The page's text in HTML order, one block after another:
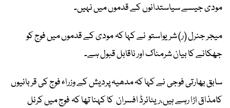
مودی جیسے سیاستدانوں کے قدموں میں نہیں۔
میجر جنرل (ر) شریواستو نے کہا کہ مودی کے قدموں میں فوج کو
جھکانے کا بیان شرمناک اور ناقابل قبول ہے۔
سابق بھارتی فوجی نے کہا کہ مدھیہ پردیش کے وزراء فوج کی قربانیوں
کامذاق اڑا رہے ہیں،ریٹائرڈ افسران کا کہنا تھا کہ فوج میں کرنل